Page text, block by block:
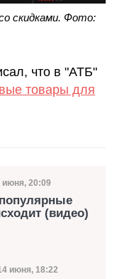
скидками. Фото:
что в "АТБ"
товары для
публикации
июня, 20:09
(видео)
публикации
июня, 18:22